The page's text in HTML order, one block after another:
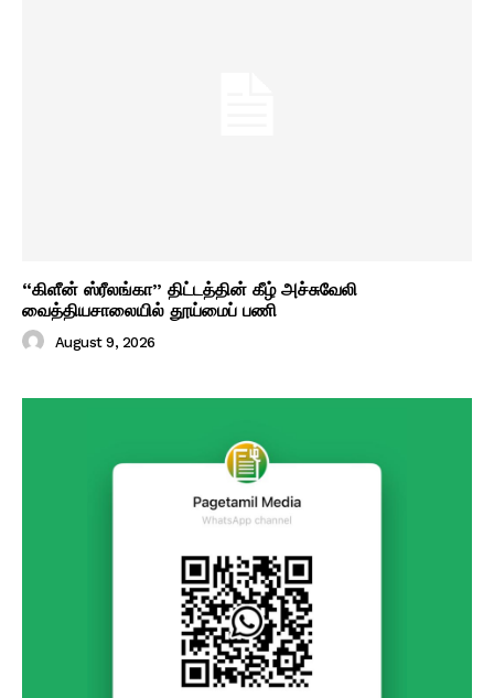
“கிளீன் ஸ்ரீலங்கா” திட்டத்தின் கீழ் அச்சுவேலி
வைத்தியசாலையில் தூய்மைப் பணி
August 9, 2026